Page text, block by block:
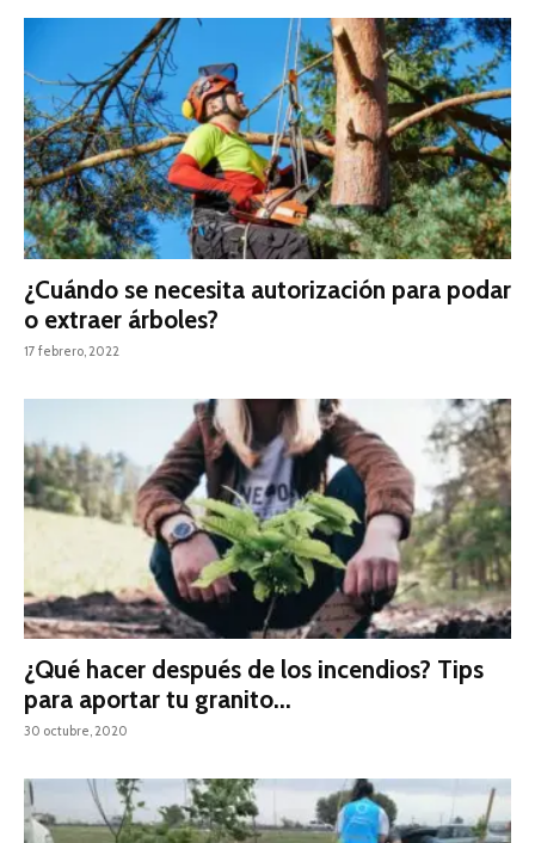
¿Cuándo se necesita autorización para podar
o extraer árboles?
17 febrero, 2022
¿Qué hacer después de los incendios? Tips
para aportar tu granito...
30 octubre, 2020